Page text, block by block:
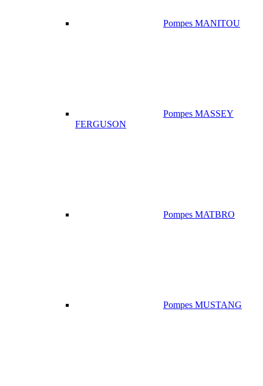
Pompes MANITOU
Pompes MASSEY
FERGUSON
Pompes MATBRO
Pompes MUSTANG